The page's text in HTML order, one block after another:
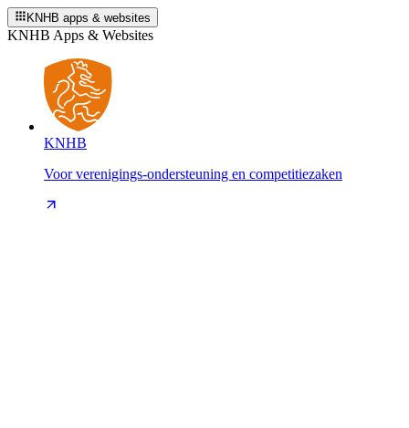
KNHB apps & websites
KNHB Apps & Websites
KNHB
Voor verenigings-ondersteuning en competitiezaken